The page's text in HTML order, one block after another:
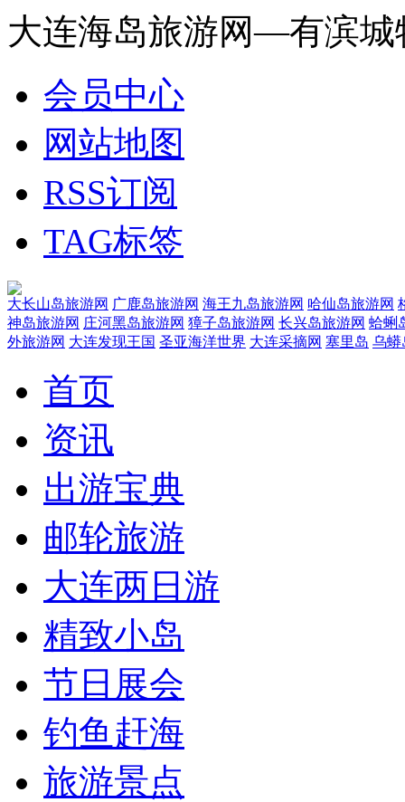
大连海岛旅游网—有滨城
会员中心
网站地图
RSS订阅
TAG标签
大长山岛旅游网 广鹿岛旅游网 海王九岛旅游网 哈仙岛旅游网
神岛旅游网 庄河黑岛旅游网 獐子岛旅游网 长兴岛旅游网 蛤蜊
外旅游网 大连发现王国 圣亚海洋世界 大连采摘网 塞里岛 乌蟒
首页
资讯
出游宝典
邮轮旅游
大连两日游
精致小岛
节日展会
钓鱼赶海
旅游景点